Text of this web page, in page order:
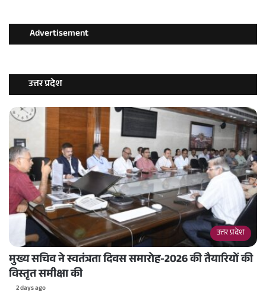
Advertisement
उत्तर प्रदेश
उत्तर प्रदेश
मुख्य सचिव ने स्वतंत्रता दिवस समारोह-2026 की तैयारियों की
विस्तृत समीक्षा की
2 days ago